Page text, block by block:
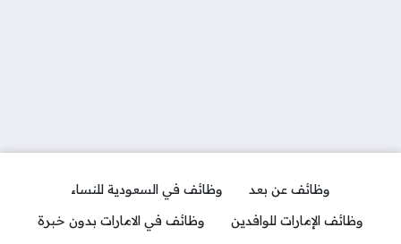
وظائف عن بعد
وظائف في السعودية للنساء
وظائف الإمارات للوافدين
وظائف في الامارات بدون خبرة